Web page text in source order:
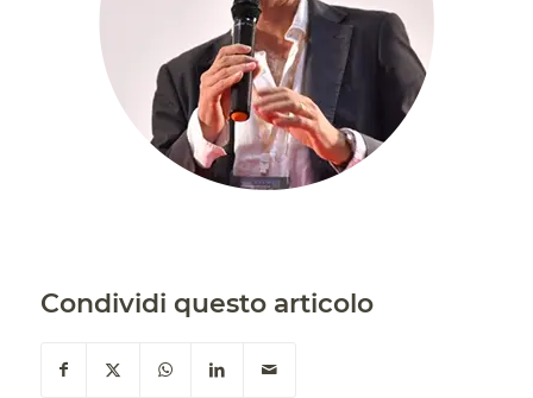
Condividi questo articolo